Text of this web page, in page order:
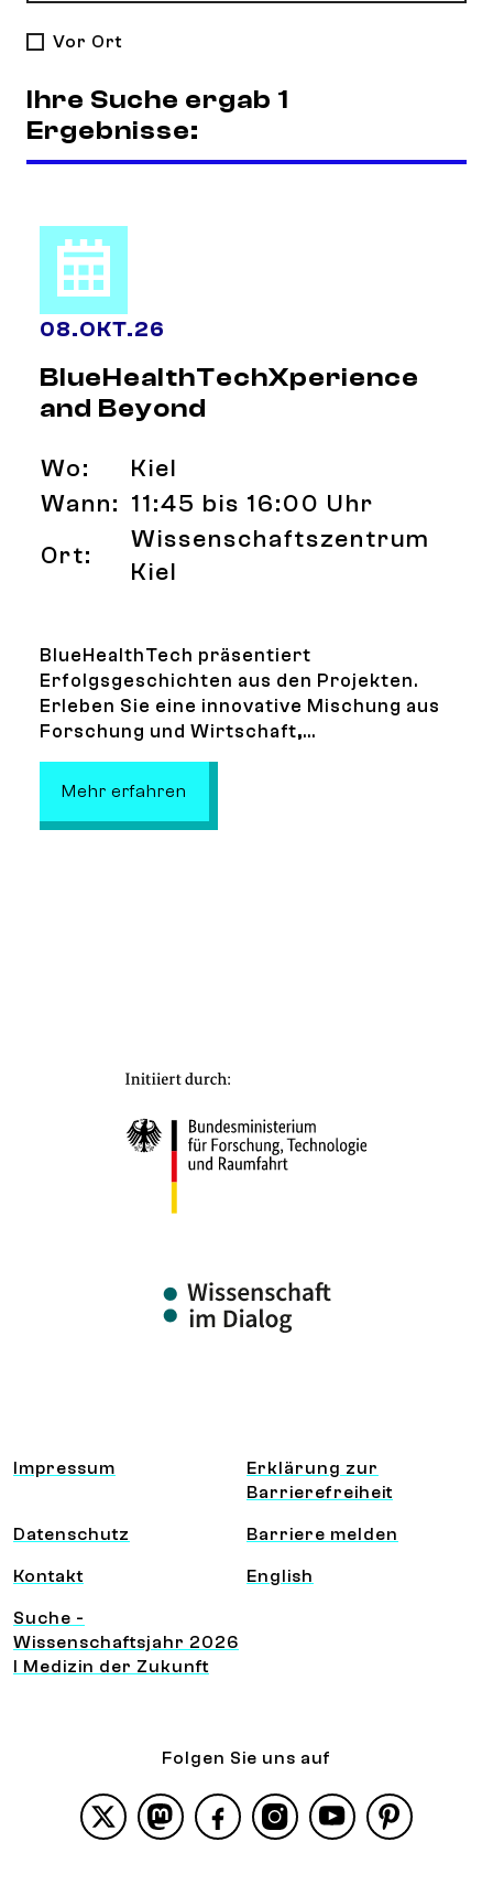
Vor Ort
Ihre Suche ergab 1
Ergebnisse:
08.OKT.26
BlueHealthTechXperience
and Beyond
Wo:
Kiel
Wann: 11:45 bis 16:00 Uhr
Ort:
Wissenschaftszentrum
Kiel
BlueHealthTech präsentiert
Erfolgsgeschichten aus den Projekten.
Erleben Sie eine innovative Mischung aus
Forschung und Wirtschaft,...
Mehr erfahren
Information und Service
Impressum
Erklärung zur
Barrierefreiheit
Datenschutz Barriere melden
Kontakt English
Suche -
Wissenschaftsjahr 2026
I Medizin der Zukunft
Folgen Sie uns auf